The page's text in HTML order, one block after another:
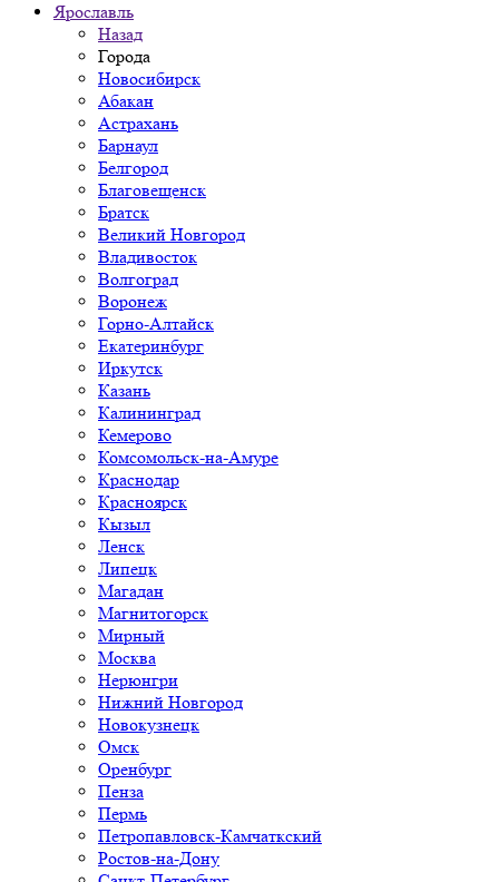
Ярославль
Назад
Города
Новосибирск
Абакан
Астрахань
Барнаул
Белгород
Благовещенск
Братск
Великий Новгород
Владивосток
Волгоград
Воронеж
Горно-Алтайск
Екатеринбург
Иркутск
Казань
Калининград
Кемерово
Комсомольск-на-Амуре
Краснодар
Красноярск
Кызыл
Ленск
Липецк
Магадан
Магнитогорск
Мирный
Москва
Нерюнгри
Нижний Новгород
Новокузнецк
Омск
Оренбург
Пенза
Пермь
Петропавловск-Камчаткский
Ростов-на-Дону